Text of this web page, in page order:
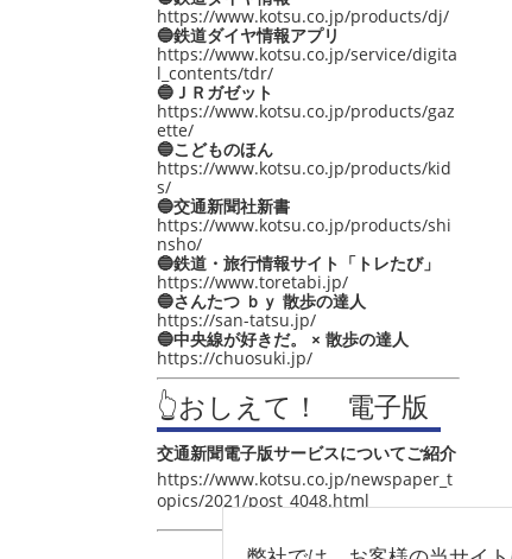
https://www.kotsu.co.jp/products/dj/
🔵鉄道ダイヤ情報アプリ
https://www.kotsu.co.jp/service/digita
l_contents/tdr/
🔵ＪＲガゼット
https://www.kotsu.co.jp/products/gaz
ette/
🔵こどものほん
https://www.kotsu.co.jp/products/kid
s/
🔵交通新聞社新書
https://www.kotsu.co.jp/products/shi
nsho/
🔵鉄道・旅行情報サイト「トレたび」
https://www.toretabi.jp/
🔵さんたつ ｂｙ 散歩の達人
https://san-tatsu.jp/
🔵中央線が好きだ。 × 散歩の達人
https://chuosuki.jp/
👆おしえて！ 電子版
交通新聞電子版サービスについてご紹介
https://www.kotsu.co.jp/newspaper_t
opics/2021/post_4048.html